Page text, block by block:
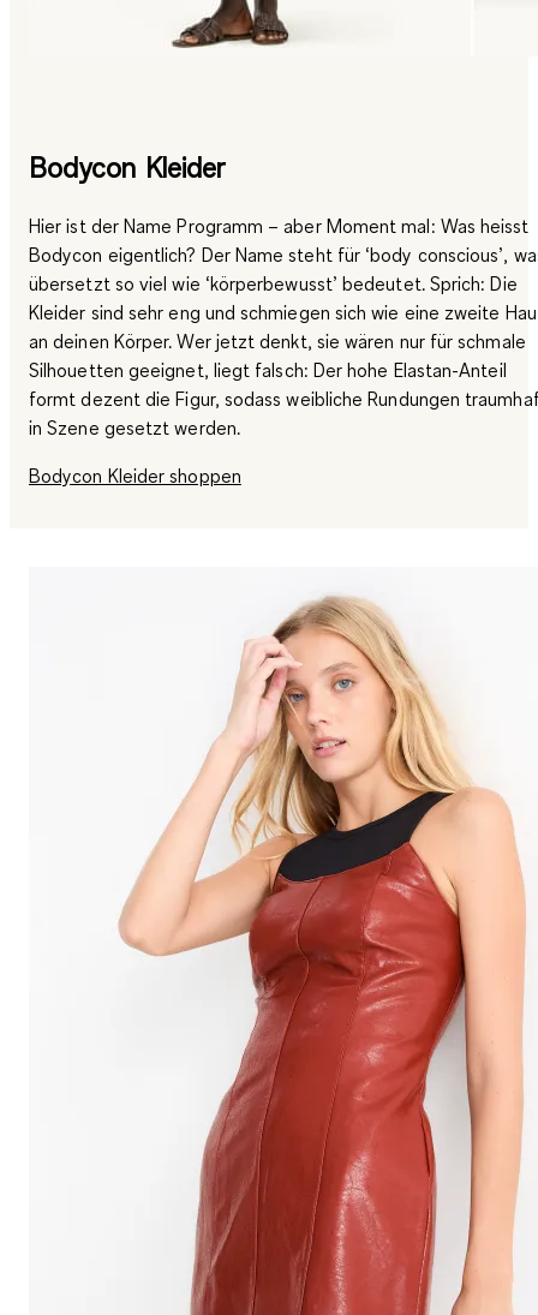
Bodycon Kleider
Hier ist der Name Programm – aber Moment mal: Was heisst
Bodycon eigentlich? Der Name steht für ‘body conscious’,
übersetzt so viel wie ‘körperbewusst’ bedeutet. Sprich: Die
Kleider sind sehr eng und schmiegen sich wie eine zweite
an deinen Körper. Wer jetzt denkt, sie wären nur für schmale
Silhouetten geeignet, liegt falsch: Der hohe Elastan-Anteil
formt dezent die Figur, sodass weibliche Rundungen
in Szene gesetzt werden.
Bodycon Kleider shoppen